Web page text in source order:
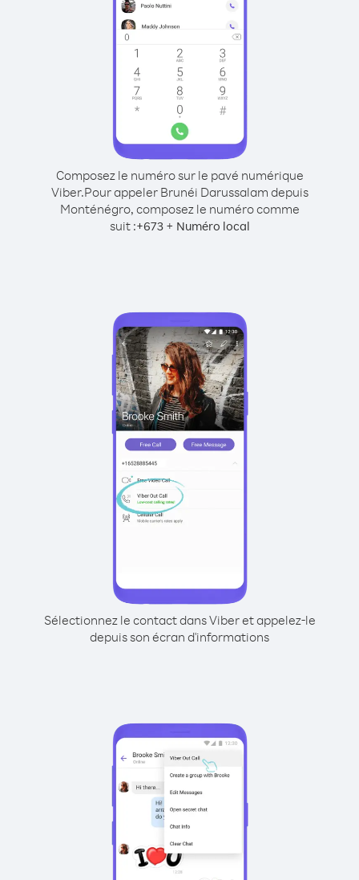
Composez le numéro sur le pavé numérique
Viber.Pour appeler Brunéi Darussalam depuis
Monténégro, composez le numéro comme
suit :+673+ Numéro local
Sélectionnez le contact dans Viber et appelez-le
depuis son écran d'informations